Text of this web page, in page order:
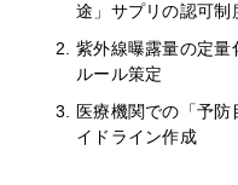
途」サプリの認可制
紫外線曝露量の定量
ルール策定
医療機関での「予
イドライン作成